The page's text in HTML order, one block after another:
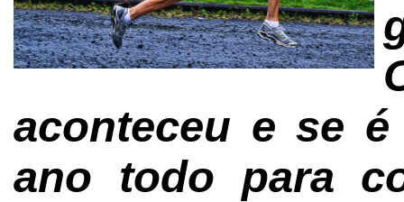
aconteceu e se
ano todo para